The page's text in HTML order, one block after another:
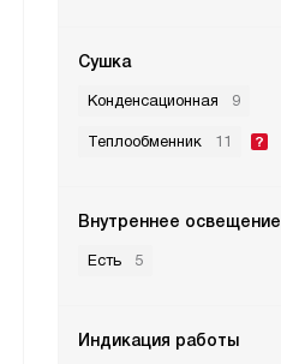
Сушка
Конденсационная 9
Теплообменник 11
Внутреннее освещение
Есть 5
Индикация работы